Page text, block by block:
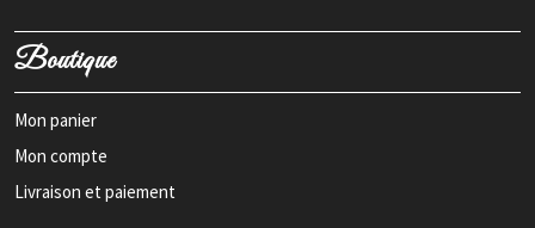
Boutique
Mon panier
Mon compte
Livraison et paiement